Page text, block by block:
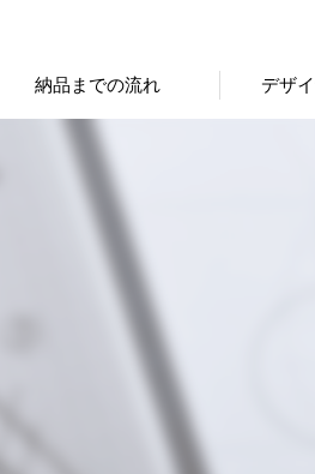
納品までの流れ デザ